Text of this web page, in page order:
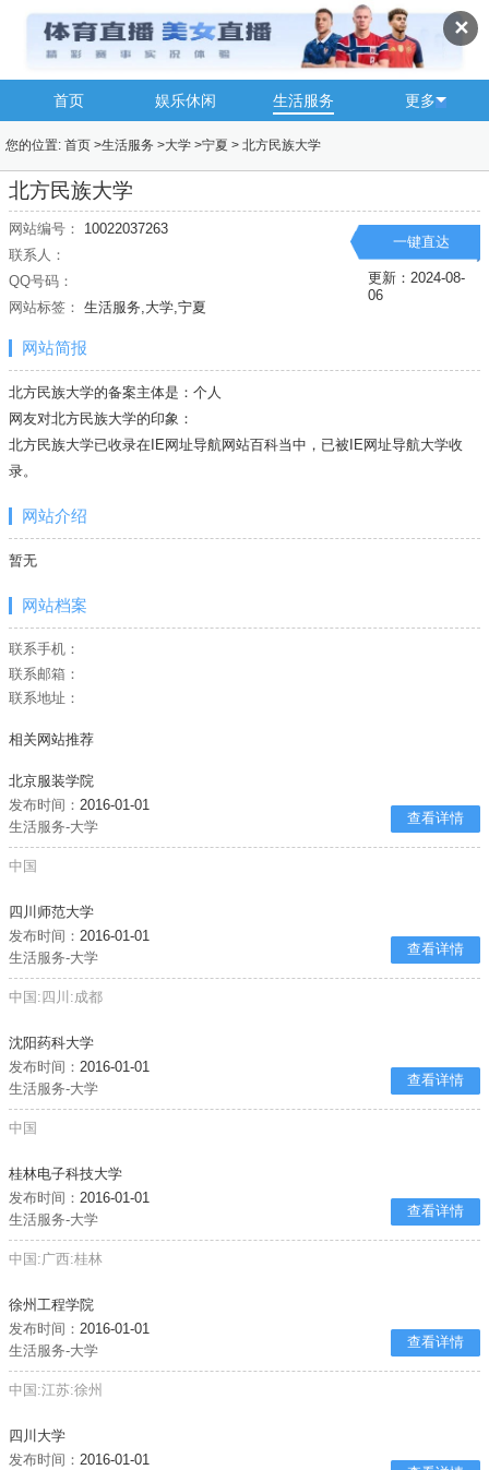
✕
首页 娱乐休闲 生活服务 更多
您的位置: 首页 >生活服务 >大学 >宁夏 > 北方民族大学
北方民族大学
网站编号：
10022037263
联系人：
QQ号码：
网站标签： 生活服务,大学,宁夏
一键直达
更新：2024-08-
06
网站简报
北方民族大学的备案主体是：个人
网友对北方民族大学的印象：
北方民族大学已收录在IE网址导航网站百科当中，已被IE网址导航大学收
录。
网站介绍
暂无
网站档案
联系手机：
联系邮箱：
联系地址：
相关网站推荐
北京服装学院
发布时间：2016-01-01
生活服务-大学
查看详情
中国
四川师范大学
发布时间：2016-01-01
生活服务-大学
查看详情
中国:四川:成都
沈阳药科大学
发布时间：2016-01-01
生活服务-大学
查看详情
中国
桂林电子科技大学
发布时间：2016-01-01
生活服务-大学
查看详情
中国:广西:桂林
徐州工程学院
发布时间：2016-01-01
生活服务-大学
查看详情
中国:江苏:徐州
四川大学
发布时间：2016-01-01